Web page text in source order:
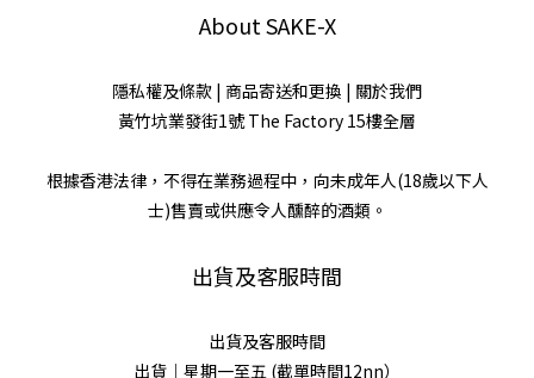
About SAKE-X
隱私權及條款 | 商品寄送和更換 | 關於我們
黃竹坑業發街1號 The Factory 15樓全層
根據香港法律，不得在業務過程中，向未成年人(18歲以下人
士)售賣或供應令人醺醉的酒類。
出貨及客服時間
出貨及客服時間
出貨｜星期一至五 (截單時間12nn）